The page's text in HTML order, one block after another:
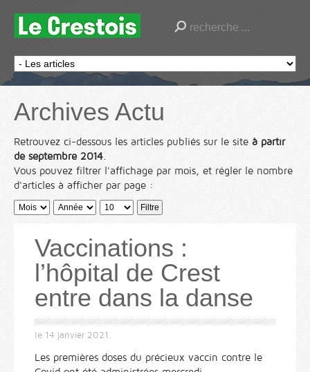
Archives Actu
Retrouvez ci-dessous les articles publiés sur le site à partir
de septembre 2014
Vous pouvez filtrer l'affichage par mois, et régler le nombre
d'articles à afficher par page :
Filtre
Vaccinations :
l’hôpital de Crest
entre dans la danse
le 14 janvier 2021 .
Les premières doses du précieux vaccin contre le